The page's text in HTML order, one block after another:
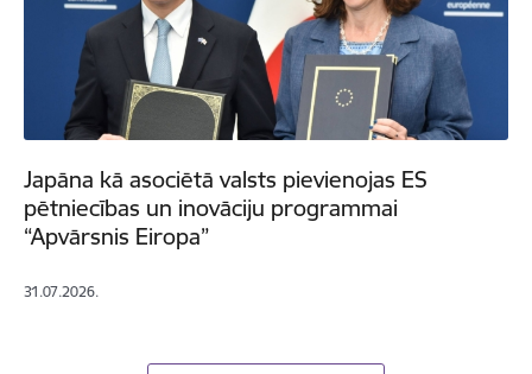
Japāna kā asociētā valsts pievienojas ES
pētniecības un inovāciju programmai
“Apvārsnis Eiropa”
31.07.2026.